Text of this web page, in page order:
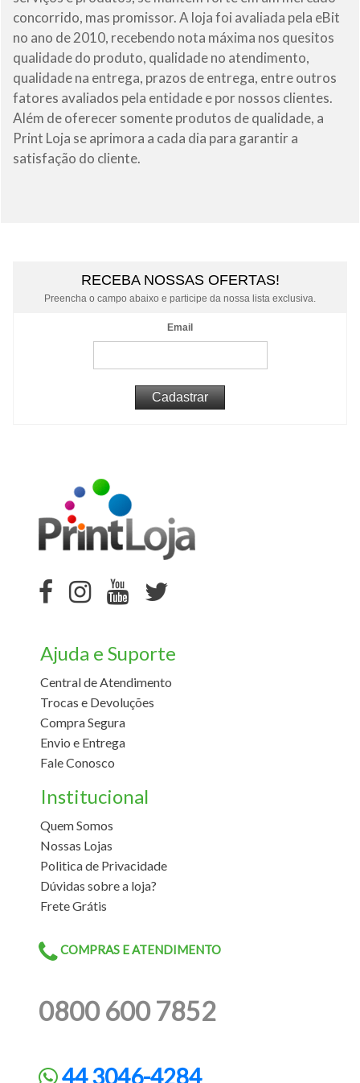
concorrido, mas promissor. A loja foi avaliada pela eBit
no ano de 2010, recebendo nota máxima nos quesitos
qualidade do produto, qualidade no atendimento,
qualidade na entrega, prazos de entrega, entre outros
fatores avaliados pela entidade e por nossos clientes.
Além de oferecer somente produtos de qualidade, a
Print Loja se aprimora a cada dia para garantir a
satisfação do cliente.
RECEBA NOSSAS OFERTAS!
Preencha o campo abaixo e participe da nossa lista exclusiva.
Email
Ajuda e Suporte
Central de Atendimento
Trocas e Devoluções
Compra Segura
Envio e Entrega
Fale Conosco
Institucional
Quem Somos
Nossas Lojas
Politica de Privacidade
Dúvidas sobre a loja?
Frete Grátis
COMPRAS E ATENDIMENTO
0800 600 7852
44 3046-4284